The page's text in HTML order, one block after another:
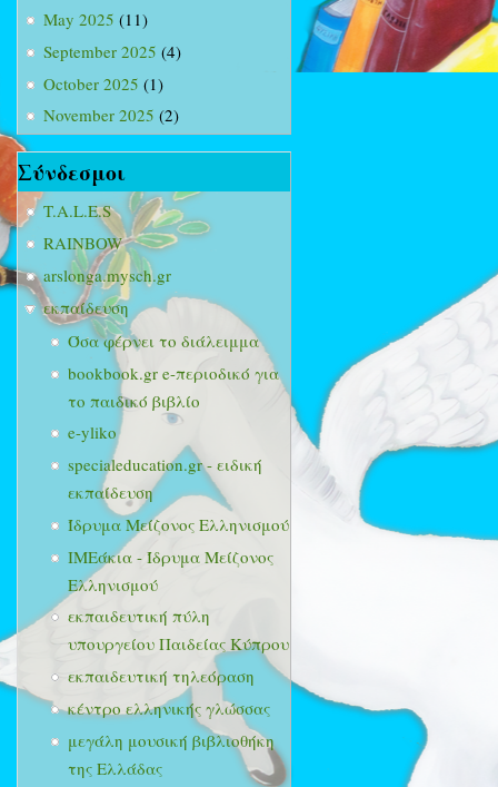
May 2025 (11)
September 2025 (4)
October 2025 (1)
November 2025 (2)
Σύνδεσμοι
T.A.L.E.S
RAINBOW
arslonga.mysch.gr
εκπαίδευση
Όσα φέρνει το διάλειμμα
bookbook.gr e-περιοδικό για
το παιδικό βιβλίο
e-yliko
specialeducation.gr - ειδική
εκπαίδευση
Ίδρυμα Μείζονος Ελληνισμού
ΙΜΕάκια - Ίδρυμα Μείζονος
Ελληνισμού
εκπαιδευτική πύλη
υπουργείου Παιδείας Κύπρου
εκπαιδευτική τηλεόραση
κέντρο ελληνικής γλώσσας
μεγάλη μουσική βιβλιοθήκη
της Ελλάδας